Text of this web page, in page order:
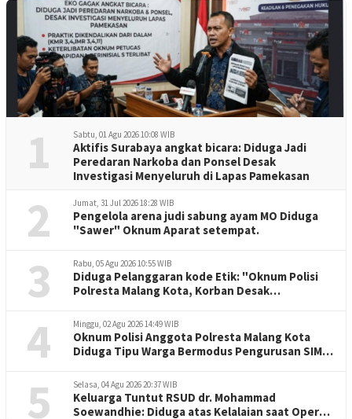
1 Sabtu, 01 Agu 2026 10:08 WIB
Aktifis Surabaya angkat bicara: Diduga Jadi
Peredaran Narkoba dan Ponsel Desak
Investigasi Menyeluruh di Lapas Pamekasan
2 Jumat, 31 Jul 2026 18:28 WIB
Pengelola arena judi sabung ayam MO Diduga
"Sawer" Oknum Aparat setempat.
3 Rabu, 05 Agu 2026 10:55 WIB
Diduga Pelanggaran kode Etik: "Oknum Polisi
Polresta Malang Kota, Korban Desak
4 Minggu, 02 Agu 2026 14:49 WIB
Oknum Polisi Anggota Polresta Malang Kota
Diduga Tipu Warga Bermodus Pengurusan SIM
5 Selasa, 04 Agu 2026 20:37 WIB
Keluarga Tuntut RSUD dr. Mohammad
Soewandhie: Diduga atas Kelalaian saat Operasi